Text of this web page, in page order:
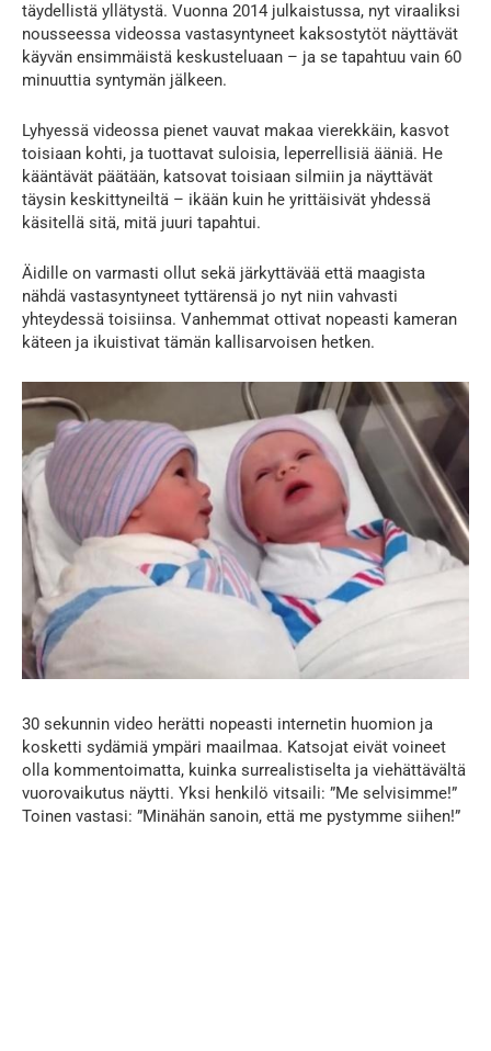
täydellistä yllätystä. Vuonna 2014 julkaistussa, nyt viraaliksi
nousseessa videossa vastasyntyneet kaksostytöt näyttävät
käyvän ensimmäistä keskusteluaan – ja se tapahtuu vain 60
minuuttia syntymän jälkeen.
Lyhyessä videossa pienet vauvat makaa vierekkäin, kasvot
toisiaan kohti, ja tuottavat suloisia, leperrellisiä ääniä. He
kääntävät päätään, katsovat toisiaan silmiin ja näyttävät
täysin keskittyneiltä – ikään kuin he yrittäisivät yhdessä
käsitellä sitä, mitä juuri tapahtui.
Äidille on varmasti ollut sekä järkyttävää että maagista
nähdä vastasyntyneet tyttärensä jo nyt niin vahvasti
yhteydessä toisiinsa. Vanhemmat ottivat nopeasti kameran
käteen ja ikuistivat tämän kallisarvoisen hetken.
30 sekunnin video herätti nopeasti internetin huomion ja
kosketti sydämiä ympäri maailmaa. Katsojat eivät voineet
olla kommentoimatta, kuinka surrealistiselta ja viehättävältä
vuorovaikutus näytti. Yksi henkilö vitsaili: ”Me selvisimme!”
Toinen vastasi: ”Minähän sanoin, että me pystymme siihen!”